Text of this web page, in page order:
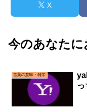
X
今のあなた
言葉の意味・雑学